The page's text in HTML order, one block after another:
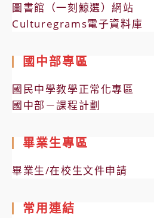
圖書館（一刻鯨選）網站
Culturegrams電子資料庫
國中部專區
國民中學教學正常化專區
國中部－課程計劃
畢業生專區
畢業生/在校生文件申請
常用連結